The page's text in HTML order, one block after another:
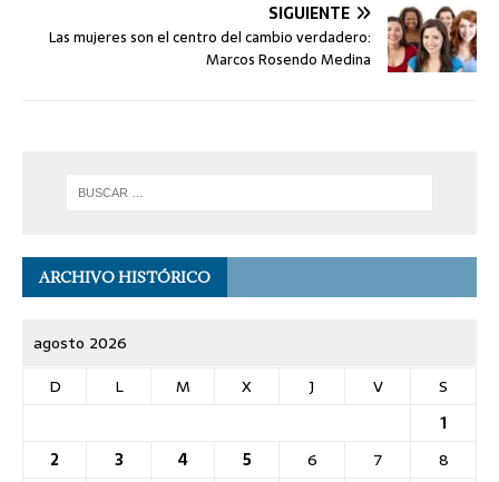
SIGUIENTE
Las mujeres son el centro del cambio verdadero:
Marcos Rosendo Medina
ARCHIVO HISTÓRICO
agosto 2026
D
L M X J V
S
1
2
3 4 5 6 7
8